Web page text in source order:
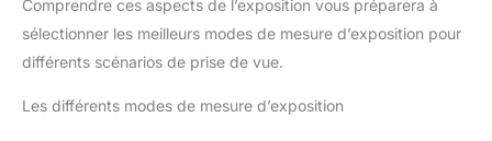
Comprendre ces aspects de l’exposition vous préparera à
sélectionner les meilleurs modes de mesure d’exposition pour
différents scénarios de prise de vue.
Les différents modes de mesure d’exposition